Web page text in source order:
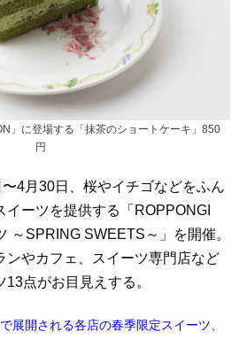
」に登場する「抹茶のショートケーキ」850
円
4月30日、桜やイチゴなどをふん
ーツを提供する「ROPPONGI
～SPRING SWEETS～」を開催。
ンやカフェ、スイーツ専門店など
点がお目見えする。
展開される各店の春季限定スイーツ、